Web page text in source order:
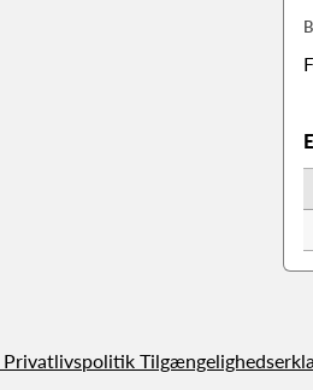
Privatlivspolitik